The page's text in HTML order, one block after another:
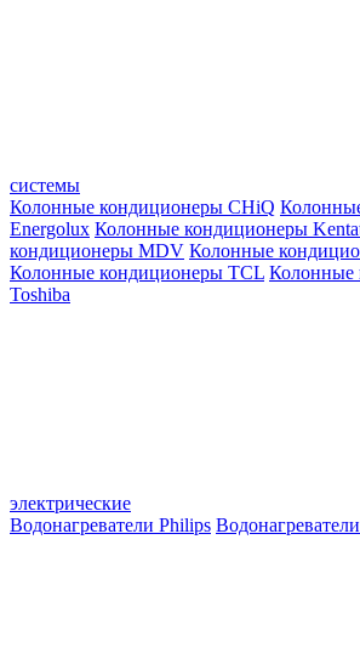
системы
Колонные кондиционеры CHiQ
Energolux Колонные кондиционеры
кондиционеры MDV Колонные
Колонные кондиционеры TCL Колонные
Toshiba
электрические
Водонагреватели Philips